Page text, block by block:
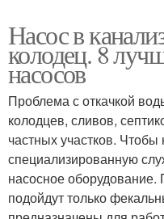
Насос в
колодец. 8
насосов
Проблема с откачкой
колодцев, сливов,
частных участков.
специализированную
насосное
подойдут только